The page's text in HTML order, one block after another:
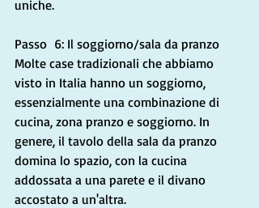
uniche.
Passo  6: Il soggiorno/sala da pranzo
Molte case tradizionali che abbiamo
visto in Italia hanno un soggiorno,
essenzialmente una combinazione di
cucina, zona pranzo e soggiorno. In
genere, il tavolo della sala da pranzo
domina lo spazio, con la cucina
addossata a una parete e il divano
accostato a un'altra.